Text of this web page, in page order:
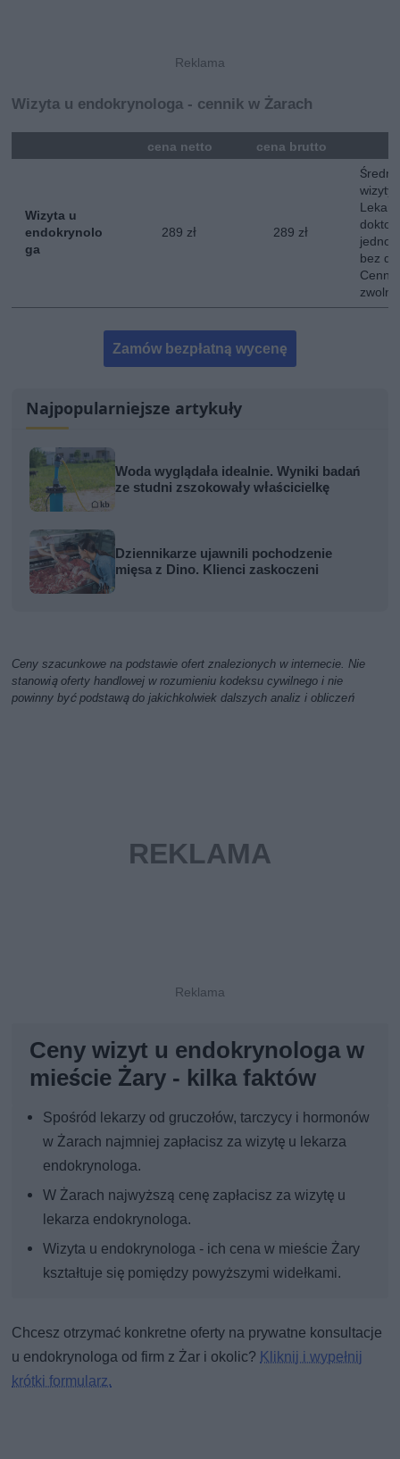
Wizyta u endokrynologa - cennik w Żarach
cena netto cena brutto
Wizyta u
endokrynolo
ga
289 zł 289 zł
Średni
wizyty
bez
Zamów bezpłatną wycenę
Najpopularniejsze artykuły
Woda wyglądała idealnie. Wyniki badań
ze studni zszokowały właścicielkę
Dziennikarze ujawnili pochodzenie
mięsa z Dino. Klienci zaskoczeni
Ceny szacunkowe na podstawie ofert znalezionych w internecie. Nie
stanowią oferty handlowej w rozumieniu kodeksu cywilnego i nie
powinny być podstawą do jakichkolwiek dalszych analiz i obliczeń
Ceny wizyt u endokrynologa w
mieście Żary - kilka faktów
Spośród lekarzy od gruczołów, tarczycy i hormonów
w Żarach najmniej zapłacisz za wizytę u lekarza
endokrynologa.
W Żarach najwyższą cenę zapłacisz za wizytę u
lekarza endokrynologa.
Wizyta u endokrynologa - ich cena w mieście Żary
kształtuje się pomiędzy powyższymi widełkami.
Chcesz otrzymać konkretne oferty na prywatne konsultacje
u endokrynologa od firm z Żar i okolic? Kliknij i wypełnij
krótki formularz.